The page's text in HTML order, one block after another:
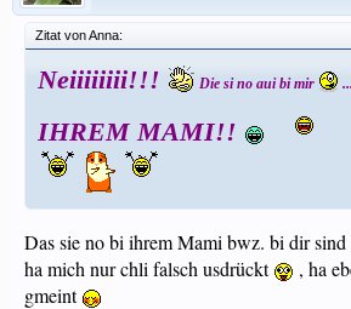
Zitat von Anna:
Neiiiiiiii!!! Die si no aui bi mir ...
IHREM MAMI!!
Das sie no bi ihrem Mami bwz. bi dir
ha mich nur chli falsch usdrückt
, ha
gmeint